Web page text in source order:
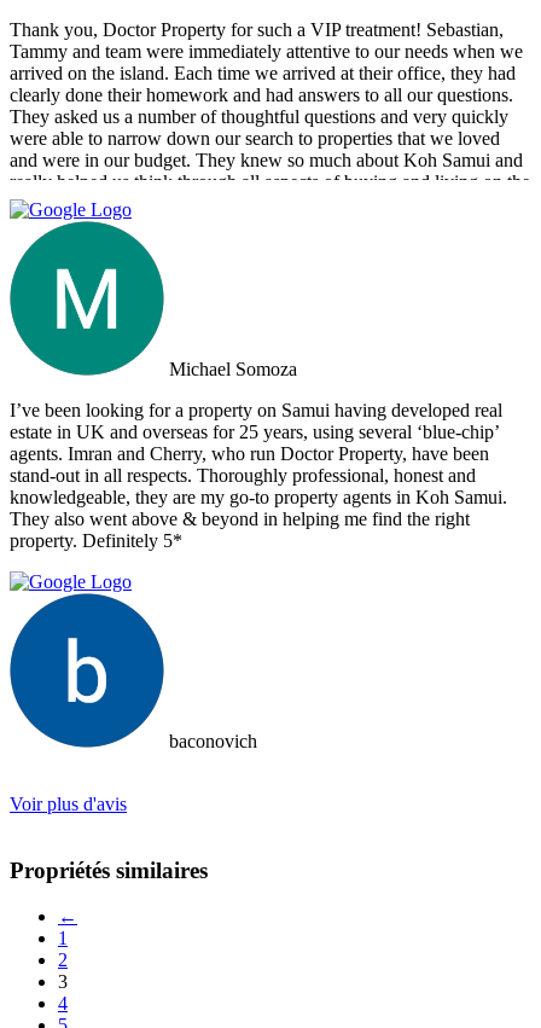
Thank you, Doctor Property for such a VIP treatment! Sebastian,
Tammy and team were immediately attentive to our needs when we
arrived on the island. Each time we arrived at their office, they had
clearly done their homework and had answers to all our questions.
They asked us a number of thoughtful questions and very quickly
were able to narrow down our search to properties that we loved
and were in our budget. They knew so much about Koh Samui and
really helped us think through all aspects of buying and living on the
island. They were tireless in their assistance and even picked us up
numerous times from our hotel to take us around to properties and
took us out to a beautiful lunch overlooking the island. If you are
looking for an intelligent, savvy, genuine set of people who truly
want to find the perfect house for you, I strongly suggest Doctor
Property. Note: the other two main agencies on the island we had
spoken to from the US and one of them totally blew us off when we
arrived on the island as they had other larger clients there at the time.
We were shocked that we would fly all the way there only to be
turned away and ignored when we arrived. The other agency set us
up with a personal friend who didn’t even work for the agency.
After this dismal experience with the two other agencies, we were
so happy to find Doctor Property.
Michael Somoza
I’ve been looking for a property on Samui having developed real
estate in UK and overseas for 25 years, using several ‘blue-chip’
agents. Imran and Cherry, who run Doctor Property, have been
stand-out in all respects. Thoroughly professional, honest and
knowledgeable, they are my go-to property agents in Koh Samui.
They also went above & beyond in helping me find the right
property. Definitely 5*
baconovich
Voir plus d'avis
Propriétés similaires
←
1
2
3
4